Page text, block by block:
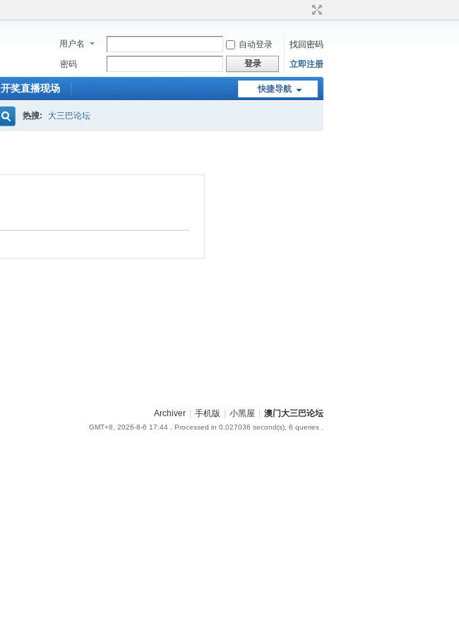
用户名 自动登录
找回密码
密码
登录 立即注册
快捷导航
开奖直播现场
热搜: 大三巴论坛
Archiver 手机版 小黑屋 澳门大三巴论坛
GMT+8, 2026-8-6 17:44 , Processed in 0.027036 second(s), 6 queries .